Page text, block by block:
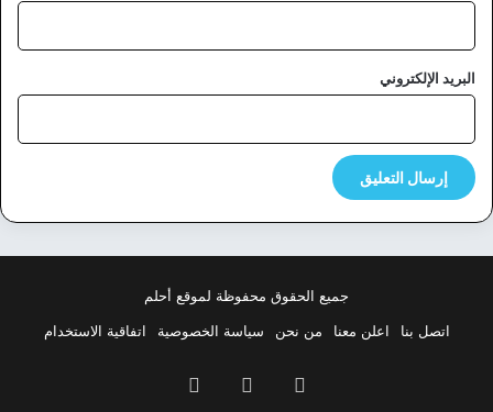
البريد الإلكتروني
جميع الحقوق محفوظة لموقع أحلم
اتصل بنا
اعلن معنا من نحن سياسة الخصوصية اتفاقية الاستخدام
فيسبوك